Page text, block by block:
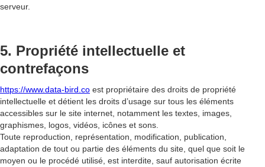
serveur.
5. Propriété intellectuelle et
contrefaçons
https://www.data-bird.co est propriétaire des droits de propriété
intellectuelle et détient les droits d’usage sur tous les éléments
accessibles sur le site internet, notamment les textes, images,
graphismes, logos, vidéos, icônes et sons.
Toute reproduction, représentation, modification, publication,
adaptation de tout ou partie des éléments du site, quel que soit le
moyen ou le procédé utilisé, est interdite, sauf autorisation écrite